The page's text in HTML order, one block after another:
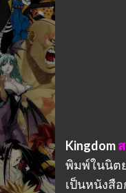
Kingdom
พิมพ์ในนิต
เป็นหนังสื